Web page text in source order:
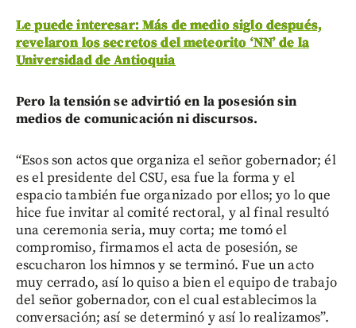
Le puede interesar: Más de medio siglo después,
revelaron los secretos del meteorito ‘NN’ de la
Universidad de Antioquia
Pero la tensión se advirtió en la posesión sin
medios de comunicación ni discursos.
“Esos son actos que organiza el señor gobernador; él
es el presidente del CSU, esa fue la forma y el
espacio también fue organizado por ellos; yo lo que
hice fue invitar al comité rectoral, y al final resultó
una ceremonia seria, muy corta; me tomó el
compromiso, firmamos el acta de posesión, se
escucharon los himnos y se terminó. Fue un acto
muy cerrado, así lo quiso a bien el equipo de trabajo
del señor gobernador, con el cual establecimos la
conversación; así se determinó y así lo realizamos”.